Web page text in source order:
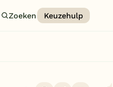
Zoeken Keuzehulp